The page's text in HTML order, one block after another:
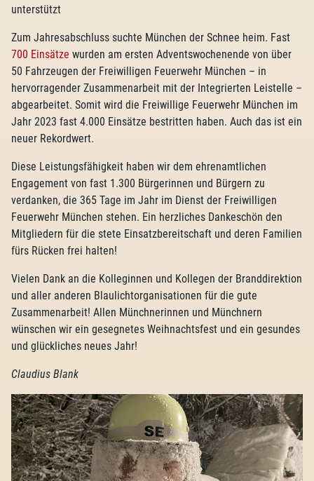
unterstützt
Zum Jahresabschluss suchte München der Schnee heim. Fast
700 Einsätze wurden am ersten Adventswochenende von über
50 Fahrzeugen der Freiwilligen Feuerwehr München – in
hervorragender Zusammenarbeit mit der Integrierten Leistelle –
abgearbeitet. Somit wird die Freiwillige Feuerwehr München im
Jahr 2023 fast 4.000 Einsätze bestritten haben. Auch das ist ein
neuer Rekordwert.
Diese Leistungsfähigkeit haben wir dem ehrenamtlichen
Engagement von fast 1.300 Bürgerinnen und Bürgern zu
verdanken, die 365 Tage im Jahr im Dienst der Freiwilligen
Feuerwehr München stehen. Ein herzliches Dankeschön den
Mitgliedern für die stete Einsatzbereitschaft und deren Familien
fürs Rücken frei halten!
Vielen Dank an die Kolleginnen und Kollegen der Branddirektion
und aller anderen Blaulichtorganisationen für die gute
Zusammenarbeit! Allen Münchnerinnen und Münchnern
wünschen wir ein gesegnetes Weihnachtsfest und ein gesundes
und glückliches neues Jahr!
Claudius Blank